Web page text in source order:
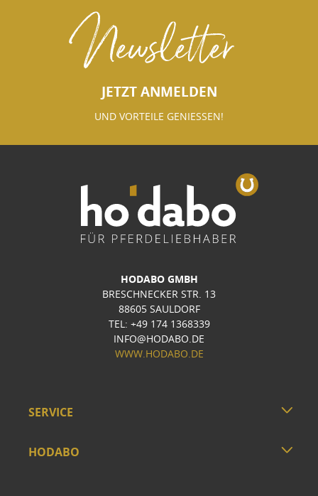
Newsletter
JETZT ANMELDEN
UND VORTEILE GENIESSEN!
HODABO GMBH
BRESCHNECKER STR. 13
88605 SAULDORF
TEL: +49 174 1368339
INFO@HODABO.DE
WWW.HODABO.DE
SERVICE
HODABO